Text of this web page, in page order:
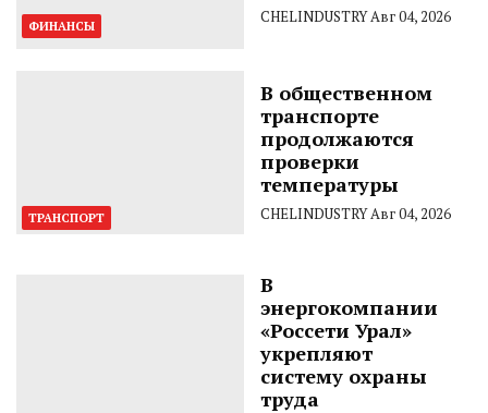
ФИНАНСЫ CHELINDUSTRYАвг 04, 2026
ТРАНСПОРТ
В общественном
транспорте
продолжаются
проверки
температуры
CHELINDUSTRYАвг 04, 2026
В
энергокомпании
«Россети Урал»
укрепляют
систему охраны
труда